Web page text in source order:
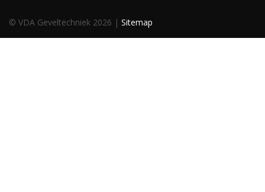
© VDA Geveltechniek 2026 | Sitemap